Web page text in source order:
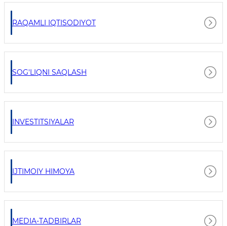
RAQAMLI IQTISODIYOT
SOG'LIQNI SAQLASH
INVESTITSIYALAR
IJTIMOIY HIMOYA
MEDIA-TADBIRLAR